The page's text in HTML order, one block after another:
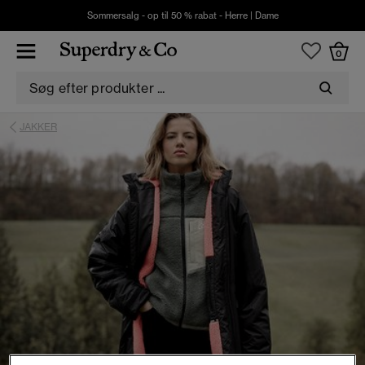
Sommersalg - op til 50 % rabat - Herre| Dame
0
JAKKER